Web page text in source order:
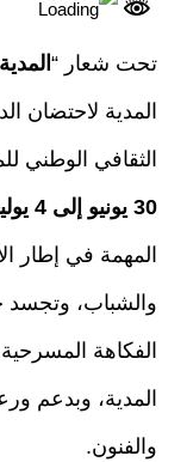
تحت شعار “ المدية 100 عام من المسرح
المدية لاحتضان
الثقافي الوطني
30 يونيو إلى 4 يوليو 2025
المهمة في إطار
والشباب، وتجسد
الفكاهة
المدية، وبدعم
والفنون.